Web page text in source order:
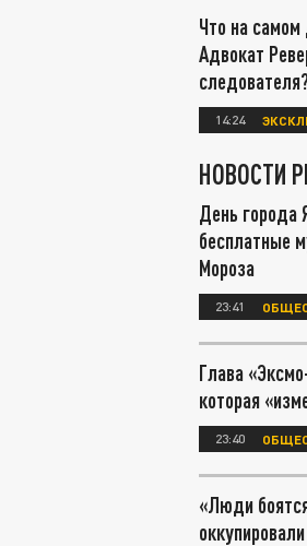
Что на
Адвокат
14:24
НОВОСТИ
День города
бесплатные
Мороза
23:41
Глава
которая
23:40
«Люди